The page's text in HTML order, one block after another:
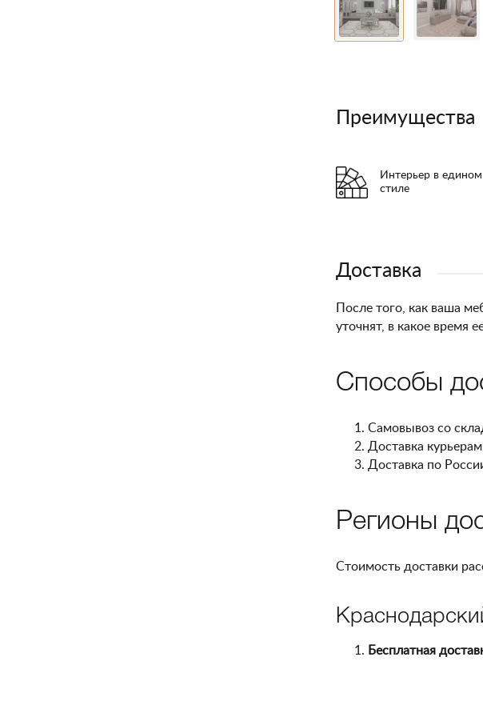
Преимущества
Интерьер в едином
стиле
Доставка
После того, как ваша
уточнят, в какое время
Способы
Самовывоз со
Доставка
Доставка по
Регионы
Стоимость доставки
Бесплатная